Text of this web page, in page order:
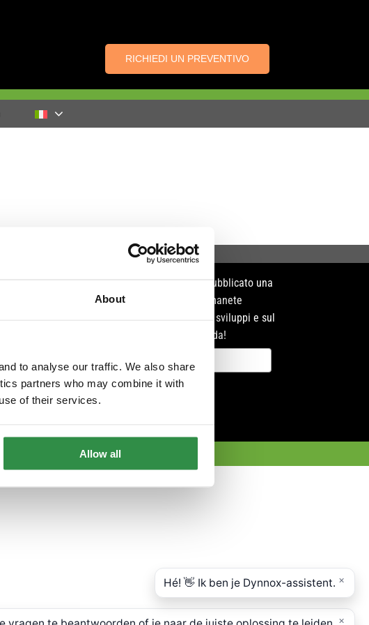
About
to analyse our traffic. We also share
partners who may combine it with
of their services.
Allow all
RICHIEDI UN PREVENTIVO
NOTIZIA
Dynnox News viene pubblicato una
volta al trimestre. Rimanete
sintonizzati sui nostri sviluppi e sul
mercato che ci circonda!
Registrare